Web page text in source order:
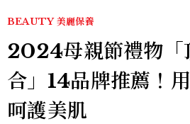
BEAUTY 美麗保養
2024母親節禮物「
合」14品牌推薦！
呵護美肌